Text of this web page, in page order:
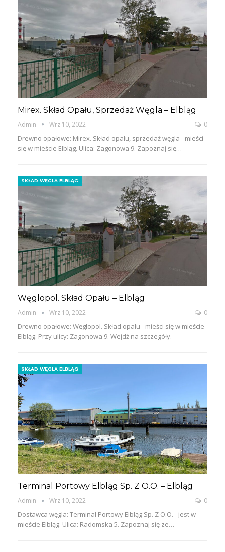
Mirex. Skład Opału, Sprzedaż Węgla – Elbląg
Admin Wrz 10, 2022 0
Drewno opałowe: Mirex. Skład opału, sprzedaż węgla - mieści
się w mieście Elbląg. Ulica: Zagonowa 9. Zapoznaj się…
SKŁAD WĘGLA ELBLĄG
Węglopol. Skład Opału – Elbląg
Admin Wrz 10, 2022 0
Drewno opałowe: Węglopol. Skład opału - mieści się w mieście
Elbląg. Przy ulicy: Zagonowa 9. Wejdź na szczegóły.
SKŁAD WĘGLA ELBLĄG
Terminal Portowy Elbląg Sp. Z O.O. – Elbląg
Admin Wrz 10, 2022 0
Dostawca węgla: Terminal Portowy Elbląg Sp. Z O.O. - jest w
mieście Elbląg. Ulica: Radomska 5. Zapoznaj się ze…